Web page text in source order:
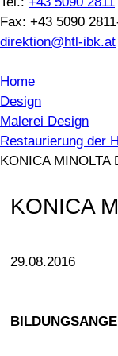
Fax: +43 5090
direktion@htl-ibk.at
Home
Design
Malerei Design
Restaurierung der
KONICA MINOLTA
KONICA
29.08.2016